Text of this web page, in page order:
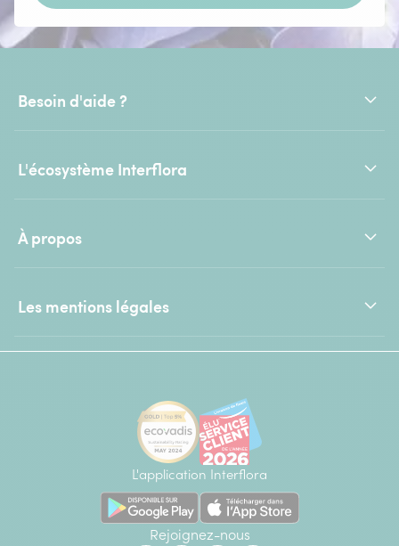
Besoin d'aide ?
L'écosystème Interflora
À propos
Les mentions légales
L'application Interflora
Rejoignez-nous